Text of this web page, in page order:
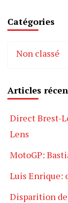
Catégories
Non classé
Articles
Direct Brest-
Lens
MotoGP:
Luis Enrique:
Disparition